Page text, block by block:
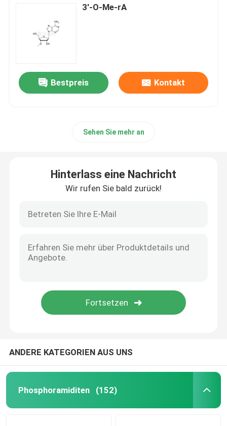
3'-O-Me-rA
Bestpreis Kontakt
Sehen Sie mehr an
Hinterlass eine Nachricht
Wir rufen Sie bald zurück!
ANDERE KATEGORIEN AUS UNS
Phosphoramiditen (152)